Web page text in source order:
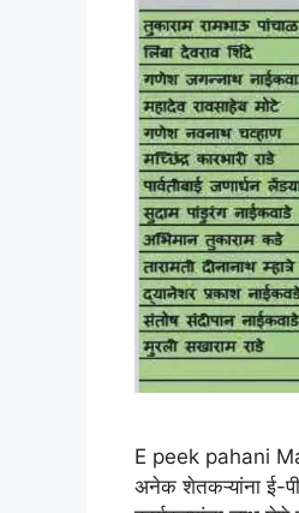
E peek pahani
अनेक शेतकऱ्यांना ई-